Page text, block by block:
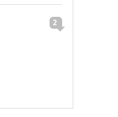
2